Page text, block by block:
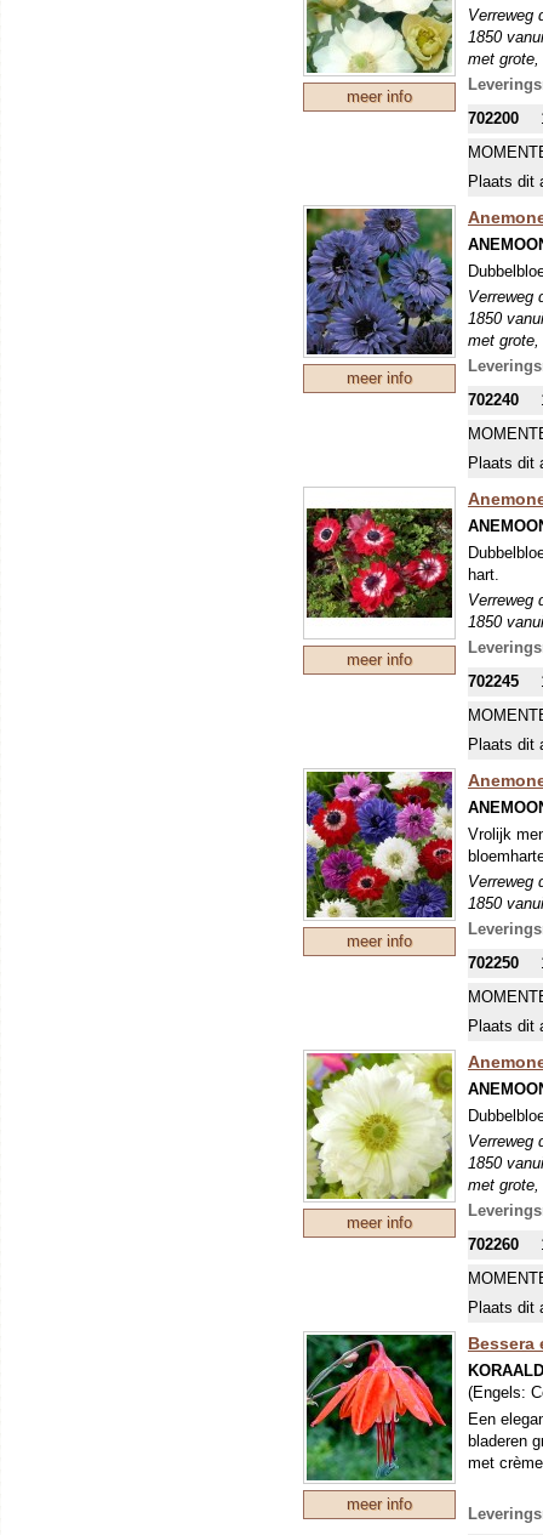
meer info
Verreweg
1850
met
en vrij
702200
Plaats dit
meer info
Verreweg
1850
met
en vrij
702240
Plaats dit
meer info
hart.
Verreweg
1850
met
702245
Plaats dit
meer info
Vrolijk
Verreweg
1850
met
702250
Plaats dit
meer info
Verreweg
1850
met
en vrij
702260
Plaats dit
meer info
Bessera
(Engels:
Een
bladeren
met